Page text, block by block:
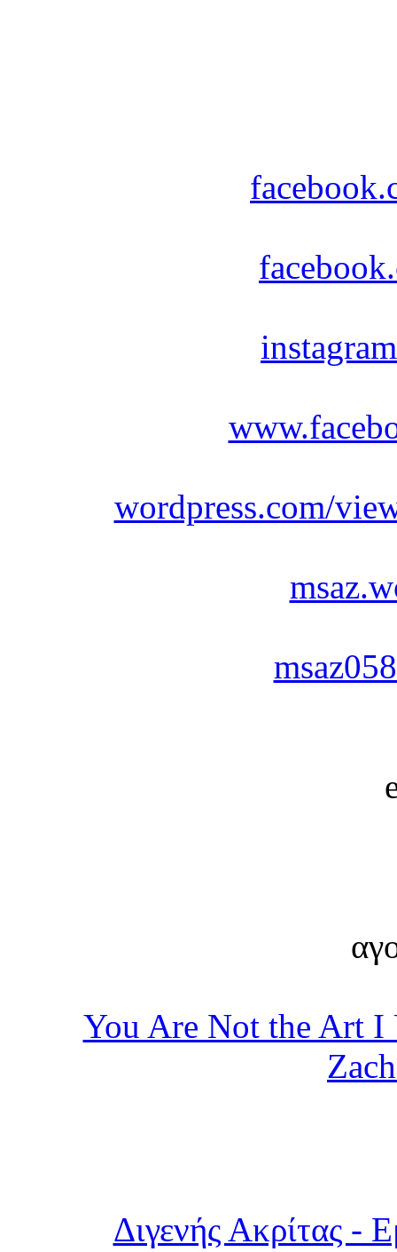
wordpress.com/
You Are Not the Art
Διγενής Ακρίτας -